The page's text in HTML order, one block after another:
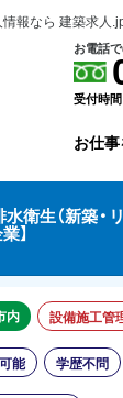
情報なら 建築求人
お電話
受付時
お仕
衛生（新築・
】
内 設備施工管
能 学歴不問